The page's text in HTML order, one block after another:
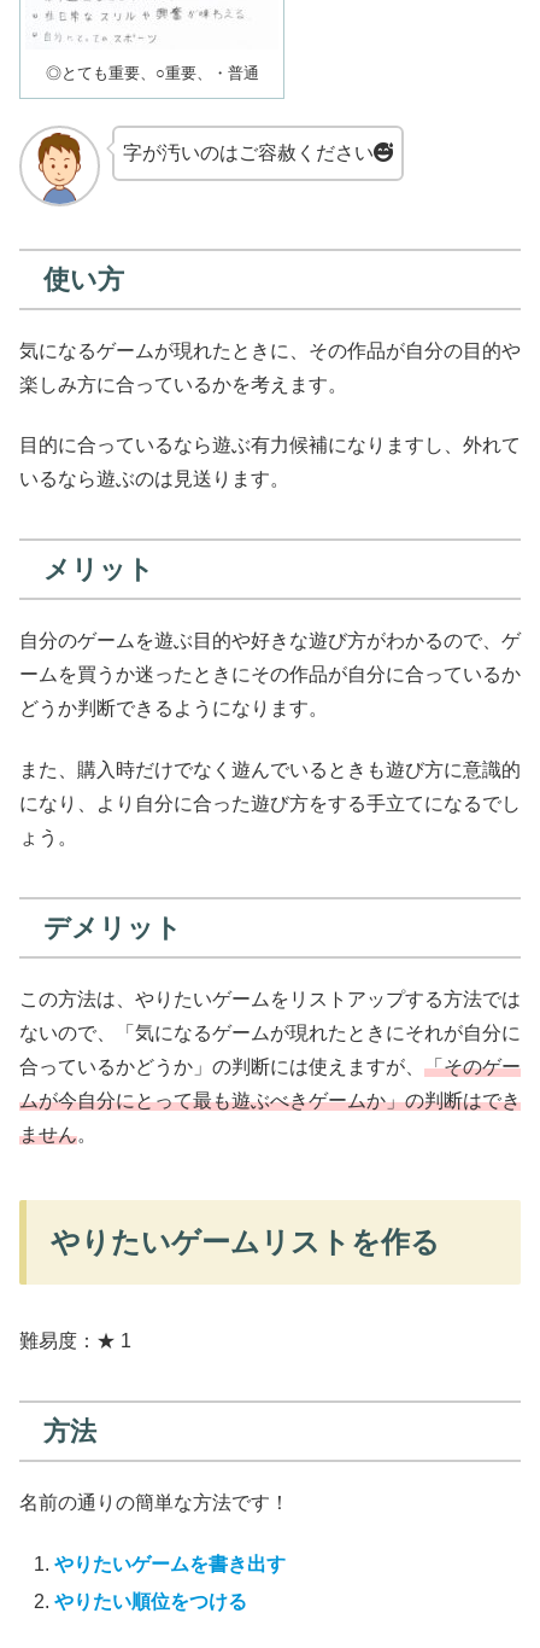
◎とても重要、○重要、・普通
字が汚いのはご容赦ください
使い方
気になるゲームが現れたときに、その作品が自分の目的や
楽しみ方に合っているかを考えます。
目的に合っているなら遊ぶ有力候補になりますし、外れて
いるなら遊ぶのは見送ります。
メリット
自分のゲームを遊ぶ目的や好きな遊び方がわかるので、ゲ
ームを買うか迷ったときにその作品が自分に合っているか
どうか判断できるようになります。
また、購入時だけでなく遊んでいるときも遊び方に意識的
になり、より自分に合った遊び方をする手立てになるでし
ょう。
デメリット
この方法は、やりたいゲームをリストアップする方法では
ないので、「気になるゲームが現れたときにそれが自分に
合っているかどうか」の判断には使えますが、 「そのゲー
ムが今自分にとって最も遊ぶべきゲームか」の判断はでき
ません。
やりたいゲームリストを作る
難易度：★ 1
方法
名前の通りの簡単な方法です！
やりたいゲームを書き出す
やりたい順位をつける